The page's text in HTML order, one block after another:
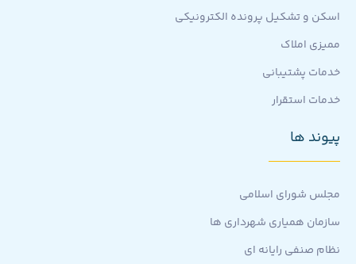
اسکن و تشکیل پرونده الکترونیکی
ممیزی املاک
خدمات پشتیبانی
خدمات استقرار
پیوند ها
مجلس شورای اسلامی
سازمان همیاری شهرداری ها
نظام صنفی رایانه ای